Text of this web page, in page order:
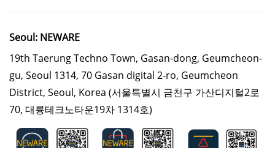
Seoul: NEWARE
19th Taerung Techno Town, Gasan-dong, Geumcheon-
gu, Seoul 1314, 70 Gasan digital 2-ro, Geumcheon
District, Seoul, Korea (서울특별시 금천구 가산디지털2로
70, 대륭테크노타운19차 1314호)